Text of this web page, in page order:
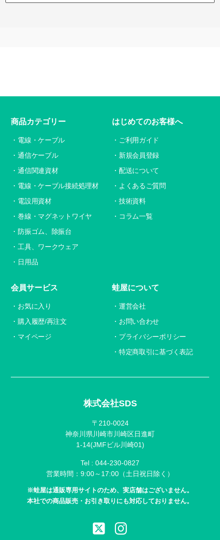
株式会社SDS
〒210-0024
神奈川県川崎市川崎区日進町
1-14(JMFビル川崎01)
Tel : 044-230-0827
営業時間：9:00～17:00（土日祝日除く）
※蛙屋は通販専用サイトのため、実店舗はございません。
本社での商品販売・お引き取りにも対応しておりません。
商品カテゴリー
電線・ケーブル
通信ケーブル
通信関連資材
電線・ケーブル接続処理材
電設用資材
巻線・マグネットワイヤ
防振ゴム、除振台
工具、ワークウェア
日用品
はじめてのお客様へ
ご利用ガイド
新規会員登録
配送について
よくあるご質問
技術資料
コラム一覧
会員サービス
お気に入り
購入履歴/再注文
マイページ
蛙屋について
運営会社
お問い合わせ
プライバシーポリシー
特定商取引に基づく表記